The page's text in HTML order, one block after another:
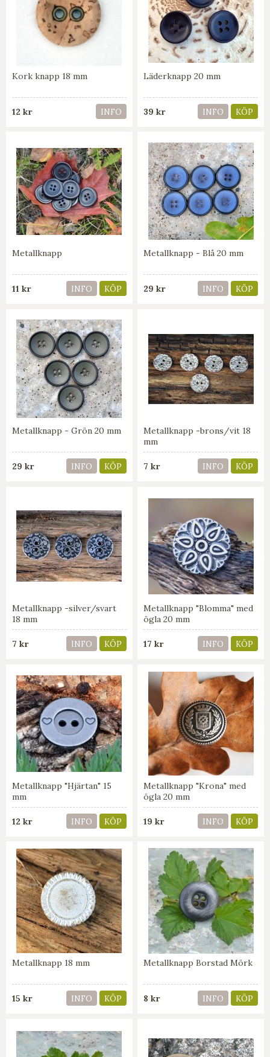
Kork knapp 18 mm
12 kr INFO
Läderknapp 20 mm
39 kr INFO KÖP
Metallknapp
11 kr INFO KÖP
Metallknapp - Blå 20 mm
29 kr INFO KÖP
Metallknapp - Grön 20 mm
29 kr INFO KÖP
Metallknapp -brons/vit 18
mm
7 kr INFO KÖP
Metallknapp -silver/svart
18 mm
7 kr INFO KÖP
Metallknapp "Blomma" med
ögla 20 mm
17 kr INFO KÖP
Metallknapp "Hjärtan" 15
mm
12 kr INFO KÖP
Metallknapp "Krona" med
ögla 20 mm
19 kr INFO KÖP
Metallknapp 18 mm
15 kr INFO KÖP
Metallknapp Borstad Mörk
8 kr INFO KÖP